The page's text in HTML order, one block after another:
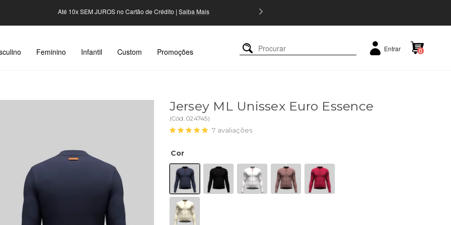
5% OFF em pagamentos via PIX |Saiba Mais
Feminino Infantil Custom Promoções Entrar 0
Jersey ML Unissex Euro Essence
(Cód. 024745)
7 avaliações
Cor